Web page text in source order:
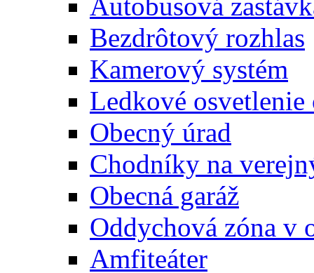
Autobusová
Bezdrôtový rozhlas
Kamerový systém
Ledkové osvetlenie
Obecný úrad
Chodníky na
Obecná garáž
Oddychová zóna v
Amfiteáter